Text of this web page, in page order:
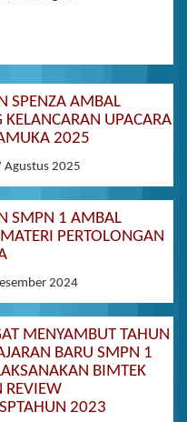
SPENZA AMBAL
KELANCARAN UPACARA
2025
Agustus 2025
SMPN 1 AMBAL
PERTOLONGAN
2024
MENYAMBUT TAHUN
BARU SMPN 1
BIMTEK
REVIEW
2023